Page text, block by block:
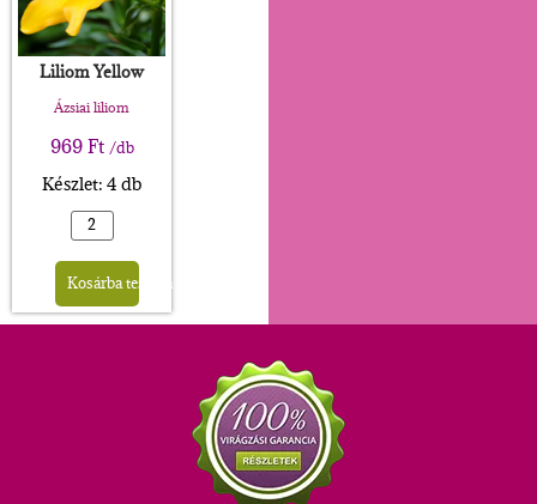
Liliom Yellow
Ázsiai liliom
969Ft /db
Készlet: 4 db
Kosárba teszem
Alternative: